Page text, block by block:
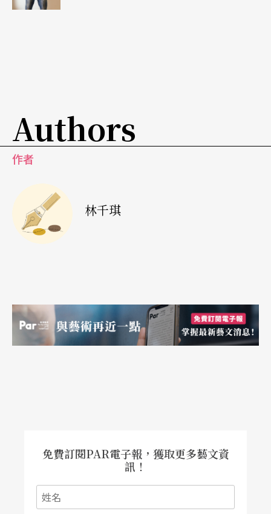
斯，演奏中間甚至還拿出放大鏡在舞台上擺弄著，
了一套演出禮服，就在她換裝完畢腳踩高跟鞋步出
房門的剎那，透著天光所散發出舞台魅力的李宜
錦，的確讓人無法移開目光；她穿著於國際場合演
琴，專注沉穩的神情，將室內空間凝結，樂音也讓
人於此刻開始迷醉……。
Authors
作者
林千琪
免費訂閱PAR電子報，獲取更多藝文資
訊！